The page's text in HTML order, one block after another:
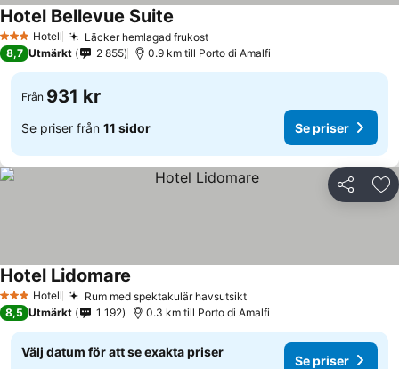
3 StjärnorHotell Läcker hemlagad frukost
Hotel Bellevue Suite
8,7 Utmärkt 2 855 0.9 km till Porto di Amalfi
Från 931 kr
Se priser från 11 sidor Se priser
Dela
3 StjärnorHotell Rum med spektakulär havsutsikt
Hotel Lidomare
8,5 Utmärkt 1 192 0.3 km till Porto di Amalfi
Välj datum för att se exakta priser
Se priser